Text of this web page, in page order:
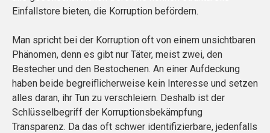
Einfallstore bieten, die Korruption befördern.
Man spricht bei der Korruption oft von einem unsichtbaren
Phänomen, denn es gibt nur Täter, meist zwei, den
Bestecher und den Bestochenen. An einer Aufdeckung
haben beide begreiflicherweise kein Interesse und setzen
alles daran, ihr Tun zu verschleiern. Deshalb ist der
Schlüsselbegriff der Korruptionsbekämpfung
Transparenz. Da das oft schwer identifizierbare, jedenfalls